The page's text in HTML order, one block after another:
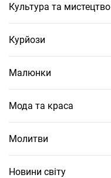
Культура та мистецтво
Курйози
Малюнки
Мода та краса
Молитви
Новини світу